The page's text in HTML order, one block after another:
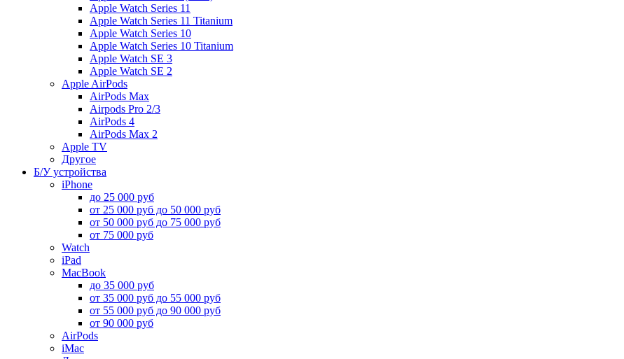
Apple Watch Series 11
Apple Watch Series 11 Titanium
Apple Watch Series 10
Apple Watch Series 10 Titanium
Apple Watch SE 3
Apple Watch SE 2
Apple AirPods
AirPods Max
Airpods Pro 2/3
AirPods 4
AirPods Max 2
Apple TV
Другое
Б/У устройства
iPhone
до 25 000 руб
от 25 000 руб до 50 000 руб
от 50 000 руб до 75 000 руб
от 75 000 руб
Watch
iPad
MacBook
до 35 000 руб
от 35 000 руб до 55 000 руб
от 55 000 руб до 90 000 руб
от 90 000 руб
AirPods
iMac